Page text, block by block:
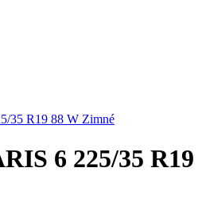
35 R19 88 W Zimné
6 225/35 R19